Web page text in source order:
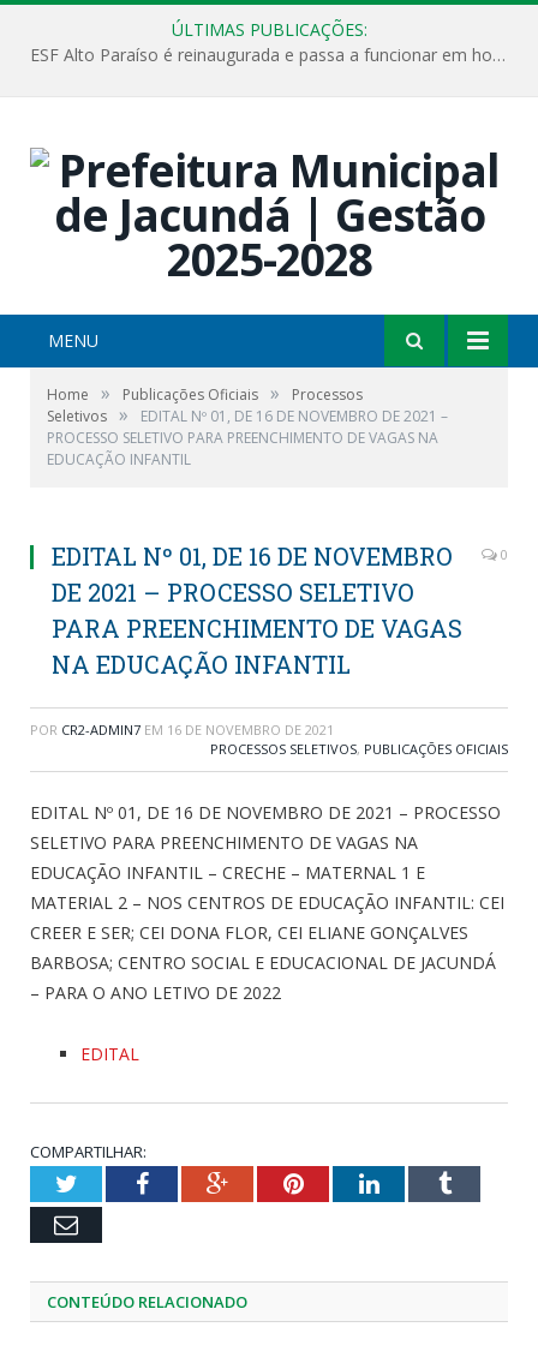
ÚLTIMAS PUBLICAÇÕES:
ESF Alto Paraíso é reinaugurada e passa a funcionar em horário estendido
MENU
Home » Publicações Oficiais »
Processos
Seletivos »
EDITAL Nº 01, DE 16 DE NOVEMBRO DE 2021 –
PROCESSO SELETIVO PARA PREENCHIMENTO DE VAGAS NA
EDUCAÇÃO INFANTIL
EDITAL Nº 01, DE 16 DE NOVEMBRO
DE 2021 – PROCESSO SELETIVO
PARA PREENCHIMENTO DE VAGAS
NA EDUCAÇÃO INFANTIL
0
POR CR2-ADMIN7 EM 16 DE NOVEMBRO DE 2021
PROCESSOS SELETIVOS, PUBLICAÇÕES OFICIAIS
EDITAL Nº 01, DE 16 DE NOVEMBRO DE 2021 – PROCESSO
SELETIVO PARA PREENCHIMENTO DE VAGAS NA
EDUCAÇÃO INFANTIL – CRECHE – MATERNAL 1 E
MATERIAL 2 – NOS CENTROS DE EDUCAÇÃO INFANTIL: CEI
CREER E SER; CEI DONA FLOR, CEI ELIANE GONÇALVES
BARBOSA; CENTRO SOCIAL E EDUCACIONAL DE JACUNDÁ
– PARA O ANO LETIVO DE 2022
EDITAL
COMPARTILHAR:
TwitterFacebookGoogle+PinterestLinkedInTumblr
Email
CONTEÚDO RELACIONADO